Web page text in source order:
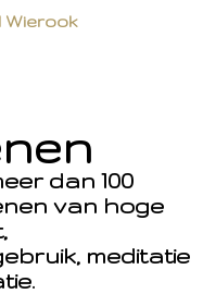
Wierook
dan 100
van hoge
meditatie